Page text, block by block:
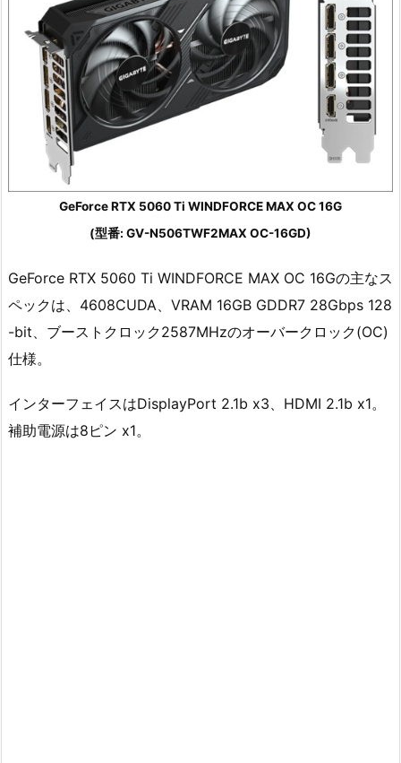
GeForce RTX 5060 Ti WINDFORCE MAX OC 16G
(型番: GV-N506TWF2MAX OC-16GD)
GeForce RTX 5060 Ti WINDFORCE MAX OC 16Gの主なス
ペックは、4608CUDA、VRAM 16GB GDDR7 28Gbps 128
-bit、ブーストクロック2587MHzのオーバークロック(OC)
仕様。
インターフェイスはDisplayPort 2.1b x3、HDMI 2.1b x1。
補助電源は8ピン x1。